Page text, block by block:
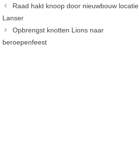
Raad hakt knoop door nieuwbouw locatie
Lanser
Opbrengst knotten Lions naar
beroepenfeest